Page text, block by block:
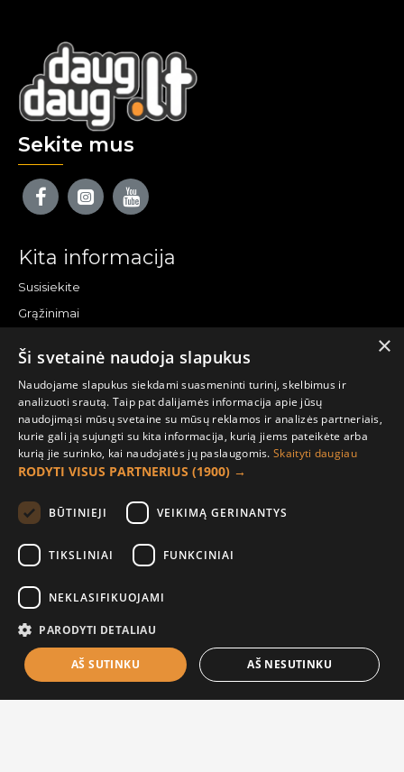
Į KREPŠELĮ
Sekite mus
Kita informacija
Susisiekite
Grąžinimai
Pirkėjo paskyra
Mano paskyra
Užsakymai
Naujienlaiškiai
Informacija užsakovui
Apie mus
Pristatymo informacija
Privatumo ir slapukų politika
Sąlygos ir taisyklės
×
Ši svetainė naudoja slapukus
Naudojame slapukus siekdami suasmeninti turinį, skelbimus ir
analizuoti srautą. Taip pat dalijamės informacija apie jūsų
naudojimąsi mūsų svetaine su mūsų reklamos ir analizės partneriais,
kurie gali ją sujungti su kita informacija, kurią jiems pateikėte arba
kurią jie surinko, kai naudojatės jų paslaugomis.Skaityti daugiau
RODYTI VISUS PARTNERIUS (1900) →
BŪTINIEJI VEIKIMĄ GERINANTYS
TIKSLINIAI FUNKCINIAI
NEKLASIFIKUOJAMI
PARODYTI DETALIAU
AŠ SUTINKU AŠ NESUTINKU